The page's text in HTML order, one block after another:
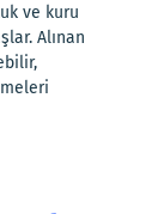
ve kuru
Alınan